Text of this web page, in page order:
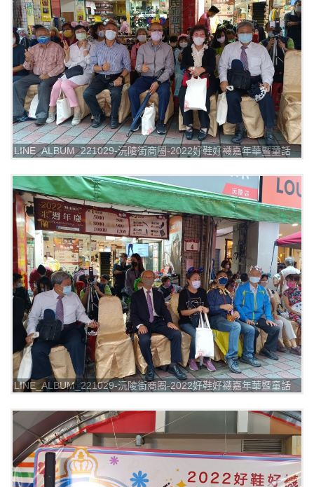
LINE_ALBUM_221029-沅陵街商圈-2022好鞋好襪嘉年華暨童話
LINE_ALBUM_221029-沅陵街商圈-2022好鞋好襪嘉年華暨童話